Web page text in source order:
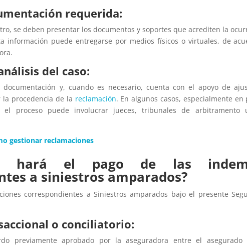
requerida:
se deben presentar los documentos y soportes que acrediten la
información puede entregarse por medios físicos o virtuales, de
del caso:
documentación y, cuando es necesario, cuenta con el apoyo de
procedencia de la reclamación. En algunos casos, especialmente en
el proceso puede involucrar jueces, tribunales de arbitramento
gestionar reclamaciones
hará el pago de las
a siniestros amparados?
correspondientes a Siniestros amparados bajo el presente
o conciliatorio:
previamente aprobado por la aseguradora entre el